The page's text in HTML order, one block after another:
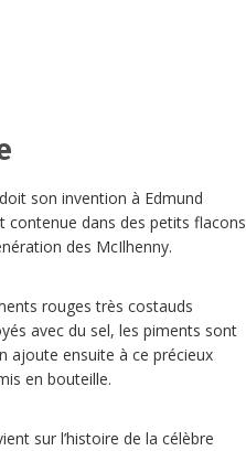
son invention à Edmund
dans des petits flacons
des McIlhenny.
rouges très costauds
avec du sel, les piments sont
ajoute ensuite à ce précieux
en bouteille.
sur l’histoire de la célèbre